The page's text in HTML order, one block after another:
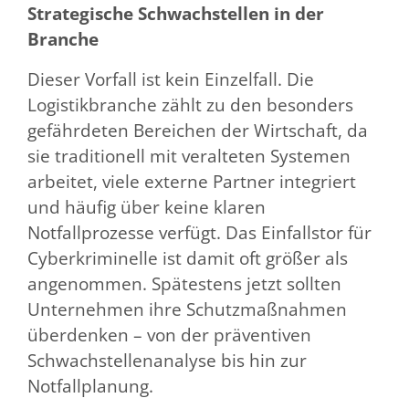
Strategische Schwachstellen in der
Branche
Dieser Vorfall ist kein Einzelfall. Die
Logistikbranche zählt zu den besonders
gefährdeten Bereichen der Wirtschaft, da
sie traditionell mit veralteten Systemen
arbeitet, viele externe Partner integriert
und häufig über keine klaren
Notfallprozesse verfügt. Das Einfallstor für
Cyberkriminelle ist damit oft größer als
angenommen. Spätestens jetzt sollten
Unternehmen ihre Schutzmaßnahmen
überdenken – von der präventiven
Schwachstellenanalyse bis hin zur
Notfallplanung.